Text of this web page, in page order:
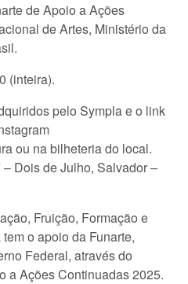
de Apoio a Ações
de Artes, Ministério da
(inteira).
pelo Sympla e o link
ou na bilheteria do local.
Dois de Julho, Salvador –
Fruição, Formação e
o apoio da Funarte,
Federal, através do
a Ações Continuadas 2025.